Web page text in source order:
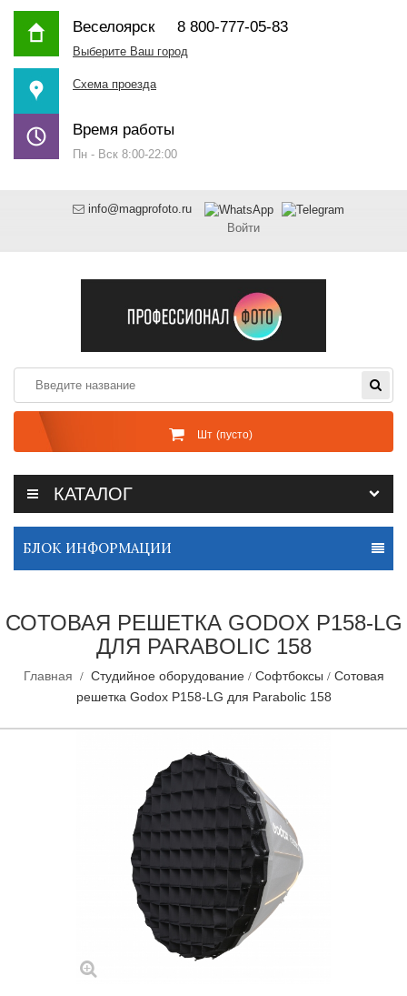
Веселоярск8 800-777-05-83
Выберите Ваш город
Схема проезда
Время работы
Пн - Вск 8:00-22:00
info@magprofoto.ru
Войти
Шт (пусто)
КАТАЛОГ
БЛОК ИНФОРМАЦИИ
СОТОВАЯ РЕШЕТКА GODOX P158-LG
ДЛЯ PARABOLIC 158
Главная Студийное оборудование Софтбоксы
Сотовая
решетка Godox P158-LG для Parabolic 158